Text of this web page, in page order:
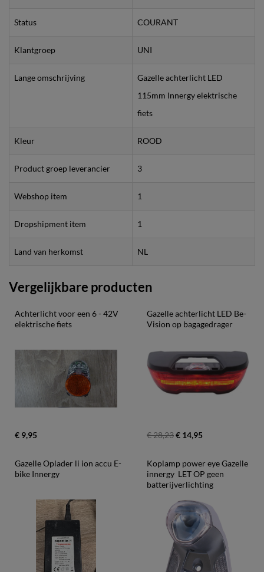
Status COURANT
Klantgroep UNI
Lange omschrijving
Gazelle achterlicht LED
115mm Innergy elektrische
fiets
Kleur ROOD
Product groep leverancier 3
Webshop item 1
Dropshipment item 1
Land van herkomst NL
Vergelijkbare producten
Achterlicht voor een 6 - 42V
elektrische fiets
€ 9,95
Gazelle achterlicht LED Be-
Vision op bagagedrager
€ 28,23€ 14,95
Gazelle Oplader li ion accu E-
bike Innergy
Koplamp power eye Gazelle
innergy  LET OP geen
batterijverlichting